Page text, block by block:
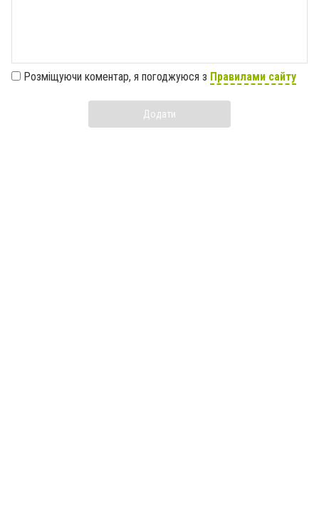
Розміщуючи коментар, я погоджуюся з Правилами сайту
Додати